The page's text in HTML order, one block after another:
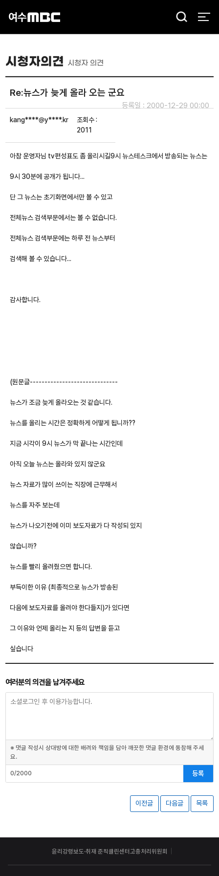
검
시청자의견 시청자 의견
Re:뉴스가 늦게 올라 오는 군요
등록일 : 2000-12-29 00:00
kang****@y****.kr
조회수 :
2011
아참 운영자님 tv편성표도 좀 올리시길9시 뉴스테스크에서 방송되는 뉴스는
9시 30분에 공개가 됩니다...
단 그 뉴스는 초기화면에서만 볼 수 있고
전체뉴스 검색부문에서는 볼 수 없습니다.
전체뉴스 검색부문에는 하루 전 뉴스부터
검색해 볼 수 있습니다...
감사합니다.
(원문글------------------------------
뉴스가 조금 늦게 올라오는 것 같습니다.
뉴스를 올리는 시간은 정확하게 어떻게 됩니까??
지금 시각이 9시 뉴스가 막 끝나는 시간인데
아직 오늘 뉴스는 올라와 있지 않군요
뉴스 자료가 많이 쓰이는 직장에 근무해서
뉴스를 자주 보는데
뉴스가 나오기전에 이미 보도자료가 다 작성되 있지
않습니까?
뉴스를 빨리 올려줬으면 합니다.
부득이한 이유 (최종적으로 뉴스가 방송된
다음에 보도자료를 올려야 한다들지)가 있다면
그 이유와 언제 올리는 지 등의 답변을 듣고
싶습니다
여러분의 의견을 남겨주세요
※ 댓글 작성시 상대방에 대한 배려와 책임을 담아 깨끗한 댓글 환경에 동참해 주세
요.
0/2000 등록
이전글 다음글 목록
윤리강령 보도·취재 준칙클린센터 고충처리위원회